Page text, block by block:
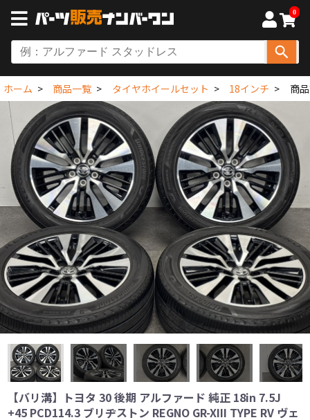
0
ホーム 商品一覧 タイヤホイールセット 18インチ 商
【バリ溝】トヨタ 30 後期 アルファード 純正 18in 7.5J
+45 PCD114.3 ブリヂストン REGNO GR-XIII TYPE RV ヴェ